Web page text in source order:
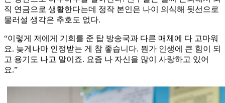
직 연금으로 생활한다는데 정작 본인은 나이 의식해 뒷선으로
물러설 생각은 추호도 없다.
“이렇게 저에게 기회를 준 탑 방송국과 다른 매체에 다 고마워
요. 늦게나마 인정받는 게 참 좋습니다. 뭔가 인생에 큰 힘이 되
고 용기도 나고 말이죠. 요즘 나 자신을 많이 사랑하고 있어
요.”